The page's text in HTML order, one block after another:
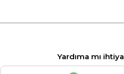
Yardıma mı